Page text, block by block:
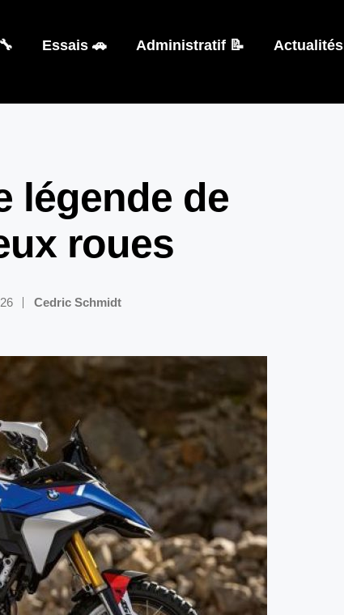
Essais 🚗 Administratif 📝 Actualités
légende de
roues
Cedric Schmidt